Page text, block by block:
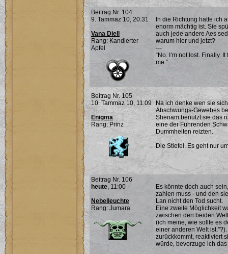
Beitrag Nr. 104
9. Tammaz 10, 20:31
Vana Diell
Rang: Kandierter
Apfel
In die Richtung hatte ich
enorm mächtig ist. Sie
auch jede andere Aes
warum hier und jetzt?
---
“No. I’m not lost. Finally.
me.”
Beitrag Nr. 105
10. Tammaz 10, 11:09
Enigma
Rang: Prinz
Na ich denke wen sie
Abschwungs-Gewebes
Sheriam benutzt sie das
eine der Führenden
Dummheiten reizten.
---
Die Stiefel. Es geht nur
Beitrag Nr. 106
heute, 11:00
Nebelleuchte
Rang: Jumara
Es könnte doch auch
zahlen muss - und den
Lan nicht den Tod sucht.
Eine zweite Möglichkeit
zwischen den beiden
(ich meine, wie sollte es
einer anderen Welt
zurückkommt, reaktiviert
würde, bevorzuge ich